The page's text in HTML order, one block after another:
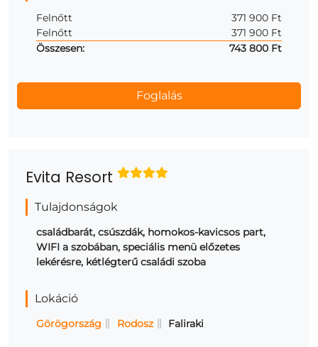
Evita Resort
Tulajdonságok
családbarát, csúszdák, homokos-kavicsos part,
WIFI a szobában, speciális menü előzetes
lekérésre, kétlégterű családi szoba
Lokáció
Görögország Rodosz Faliraki
Felnőtt
371 900 Ft
Felnőtt
371 900 Ft
Összesen:
743 800 Ft